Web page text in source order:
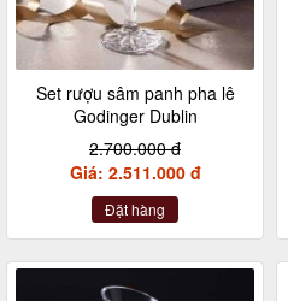
Set rượu sâm panh pha lê
Godinger Dublin
2.700.000 đ
Giá: 2.511.000 đ
Đặt hàng